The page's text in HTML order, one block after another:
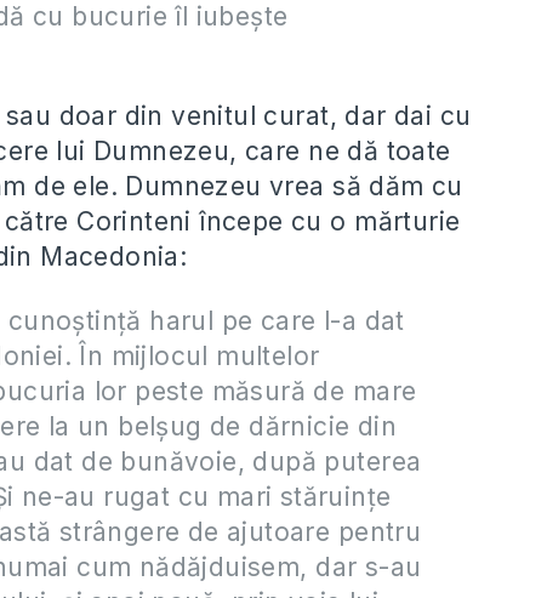
cu bucurie îl iubeşte
doar din venitul curat, dar dai cu
lui Dumnezeu, care ne dă toate
de ele. Dumnezeu vrea să dăm cu
Corinteni începe cu o mărturie
Macedonia:
cunoştinţă harul pe care l-a dat
În mijlocul multelor
lor peste măsură de mare
la un belşug de dărnicie din
dat de bunăvoie, după puterea
ne-au rugat cu mari stăruinţe
strângere de ajutoare pentru
cum nădăjduisem, dar s-au